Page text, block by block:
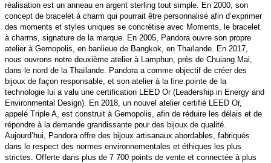
réalisation est un anneau en argent sterling tout simple. En 2000, son
concept de bracelet à charm qui pourrait être personnalisé afin d’exprimer
des moments et styles uniques se concrétise avec Moments, le bracelet
à charms, signature de la marque. En 2005, Pandora ouvre son propre
atelier à Gemopolis, en banlieue de Bangkok, en Thaïlande. En 2017,
nous ouvrons notre deuxième atelier à Lamphun, près de Chuiang Mai,
dans le nord de la Thaïlande. Pandora a comme objectif de créer des
bijoux de façon responsable, et son atelier à la fine pointe de la
technologie lui a valu une certification LEED Or (Leadership in Energy and
Environmental Design). En 2018, un nouvel atelier certifié LEED Or,
appelé Triple A, est construit à Gemopolis, afin de réduire les délais et de
répondre à la demande grandissante pour des bijoux de qualité.
Aujourd’hui, Pandora offre des bijoux artisanaux abordables, fabriqués
dans le respect des normes environnementales et éthiques les plus
strictes. Offerte dans plus de 7 700 points de vente et connectée à plus